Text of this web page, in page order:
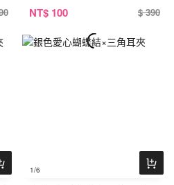
NT$ 100 $ 390
1/6